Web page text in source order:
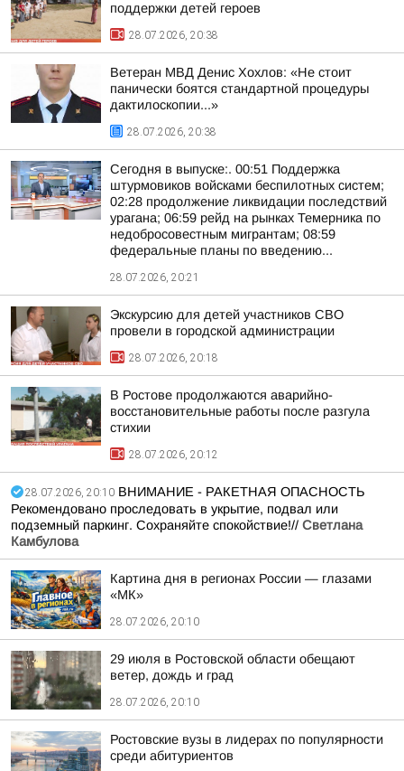
поддержки детей героев
28.07.2026, 20:38
Ветеран МВД Денис Хохлов: «Не стоит
панически боятся стандартной процедуры
дактилоскопии...»
28.07.2026, 20:38
Сегодня в выпуске:. 00:51 Поддержка
штурмовиков войсками беспилотных систем;
02:28 продолжение ликвидации последствий
урагана; 06:59 рейд на рынках Темерника по
недобросовестным мигрантам; 08:59
федеральные планы по введению...
28.07.2026, 20:21
Экскурсию для детей участников СВО
провели в городской администрации
28.07.2026, 20:18
В Ростове продолжаются аварийно-
восстановительные работы после разгула
стихии
28.07.2026, 20:12
28.07.2026, 20:10 ВНИМАНИЕ - РАКЕТНАЯ ОПАСНОСТЬ
Рекомендовано проследовать в укрытие, подвал или
подземный паркинг. Сохраняйте спокойствие!// Светлана
Камбулова
Картина дня в регионах России — глазами
«МК»
28.07.2026, 20:10
29 июля в Ростовской области обещают
ветер, дождь и град
28.07.2026, 20:10
Ростовские вузы в лидерах по популярности
среди абитуриентов